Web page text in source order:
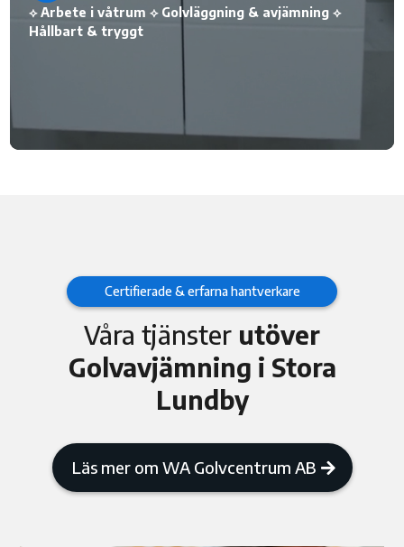
⟡ Arbete i våtrum ⟡ Golvläggning & avjämning ⟡
Hållbart & tryggt
Certifierade & erfarna hantverkare
Våra tjänster utöver
Golvavjämning i Stora
Lundby
Läs mer om WA Golvcentrum AB